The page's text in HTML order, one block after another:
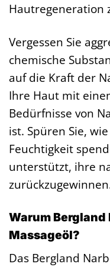
Hautregeneration
Vergessen Sie
chemische
auf die Kraft der
Ihre Haut mit
Bedürfnisse von
ist. Spüren Sie,
Feuchtigkeit
unterstützt, ihre
Warum
Massageöl?
Das Bergland